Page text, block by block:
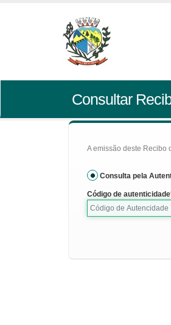
Consultar
A emissão deste Recibo
Consulta pela
Código de autenticidade